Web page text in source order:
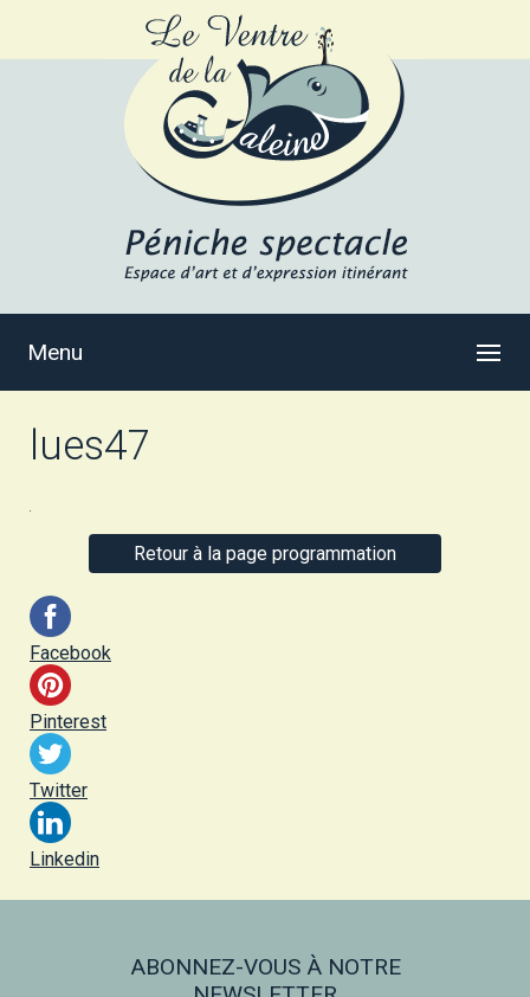
Menu
lues47
Retour à la page programmation
Facebook
Pinterest
Twitter
Linkedin
ABONNEZ-VOUS À NOTRE